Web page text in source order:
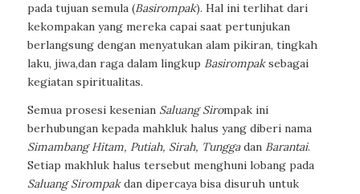
pada tujuan semula (Basirompak). Hal ini terlihat dari
kekompakan yang mereka capai saat pertunjukan
berlangsung dengan menyatukan alam pikiran, tingkah
laku, jiwa,dan raga dalam lingkup Basirompaksebagai
kegiatan spiritualitas.
Semua prosesi kesenian Saluang Sirompak ini
berhubungan kepada mahkluk halus yang diberi nama
Simambang Hitam, Putiah, Sirah, Tunggadan Barantai.
Setiap makhluk halus tersebut menghuni lobang pada
Saluang Sirompakdan dipercaya bisa disuruh untuk